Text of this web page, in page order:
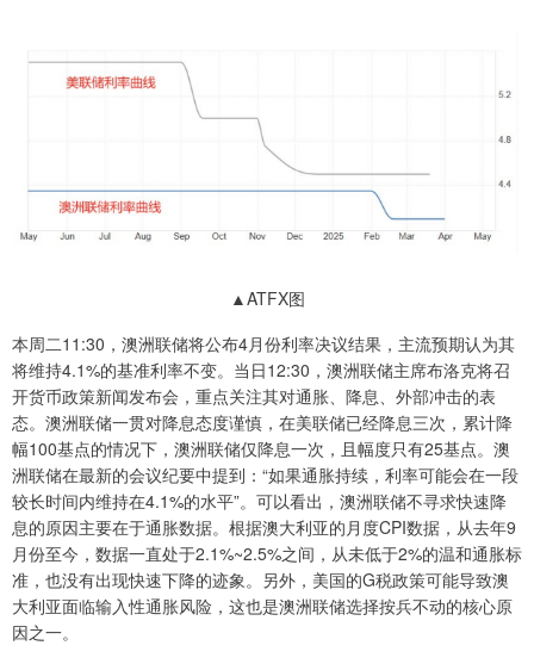
▲ATFX图
本周二11:30，澳洲联储将公布4月份利率决议结果，主流预期认为其
将维持4.1%的基准利率不变。当日12:30，澳洲联储主席布洛克将召
开货币政策新闻发布会，重点关注其对通胀、降息、外部冲击的表
态。澳洲联储一贯对降息态度谨慎，在美联储已经降息三次，累计降
幅100基点的情况下，澳洲联储仅降息一次，且幅度只有25基点。澳
洲联储在最新的会议纪要中提到：“如果通胀持续，利率可能会在一段
较长时间内维持在4.1%的水平”。可以看出，澳洲联储不寻求快速降
息的原因主要在于通胀数据。根据澳大利亚的月度CPI数据，从去年9
月份至今，数据一直处于2.1%~2.5%之间，从未低于2%的温和通胀标
准，也没有出现快速下降的迹象。另外，美国的G税政策可能导致澳
大利亚面临输入性通胀风险，这也是澳洲联储选择按兵不动的核心原
因之一。